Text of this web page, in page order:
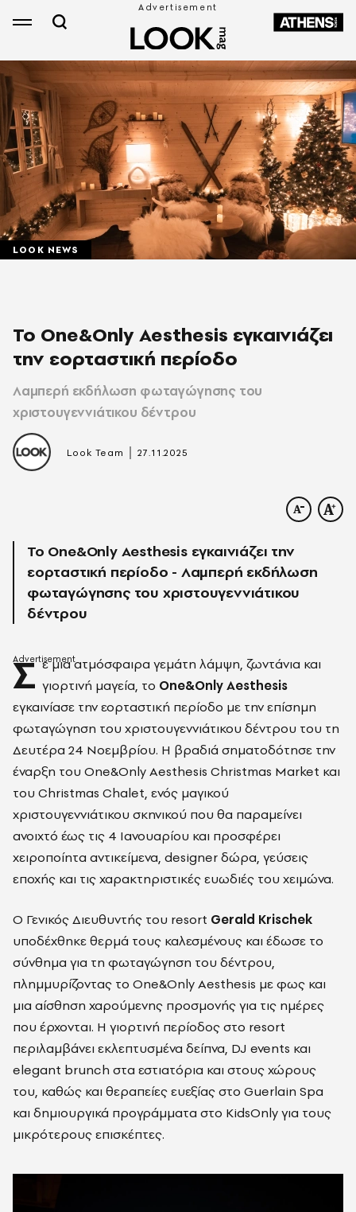
LOOK NEWS
Το One&Only Aesthesis εγκαινιάζει
την εορταστική περίοδο
Λαμπερή εκδήλωση φωταγώγησης του
χριστουγεννιάτικου δέντρου
Look Team |27.11.2025
Το One&Only Aesthesis εγκαινιάζει την
εορταστική περίοδο - Λαμπερή εκδήλωση
φωταγώγησης του χριστουγεννιάτικου
δέντρου
Σ ε μια ατμόσφαιρα γεμάτη λάμψη, ζωντάνια και
γιορτινή μαγεία, το One&Only Aesthesis
εγκαινίασε την εορταστική περίοδο με την επίσημη
φωταγώγηση του χριστουγεννιάτικου δέντρου του τη
Δευτέρα 24 Νοεμβρίου. Η βραδιά σηματοδότησε την
έναρξη του One&Only Aesthesis Christmas Market και
του Christmas Chalet, ενός μαγικού
χριστουγεννιάτικου σκηνικού που θα παραμείνει
ανοιχτό έως τις 4 Ιανουαρίου και προσφέρει
χειροποίητα αντικείμενα, designer δώρα, γεύσεις
εποχής και τις χαρακτηριστικές ευωδιές του χειμώνα.
Ο Γενικός Διευθυντής του resort Gerald Krischek
υποδέχθηκε θερμά τους καλεσμένους και έδωσε το
σύνθημα για τη φωταγώγηση του δέντρου,
πλημμυρίζοντας το One&Only Aesthesis με φως και
μια αίσθηση χαρούμενης προσμονής για τις ημέρες
που έρχονται. Η γιορτινή περίοδος στο resort
περιλαμβάνει εκλεπτυσμένα δείπνα, DJ events και
elegant brunch στα εστιατόρια και στους χώρους
του, καθώς και θεραπείες ευεξίας στο Guerlain Spa
και δημιουργικά προγράμματα στο KidsOnly για τους
μικρότερους επισκέπτες.